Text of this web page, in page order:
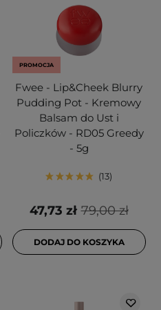
PROMOCJA
Fwee - Lip&Cheek Blurry
Pudding Pot - Kremowy
Balsam do Ust i
Policzków - RD05 Greedy
- 5g
13
79,00 zł
47,73 zł
DODAJ DO KOSZYKA